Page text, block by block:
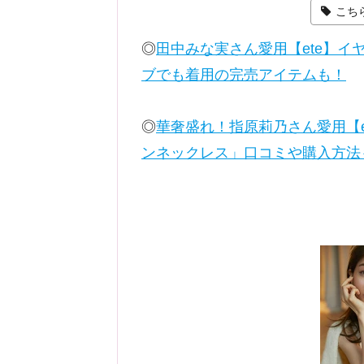
こち
◎ 田中みな実さん愛用【ete】イ
ブでも着用の完売アイテムも！
◎華奢盛れ！指原莉乃さん愛用
ンネックレス」口コミや購入方